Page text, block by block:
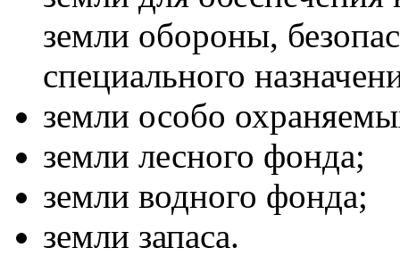
земли обороны,
специального
земли особо
земли лесного фонда;
земли водного фонда;
земли запаса.